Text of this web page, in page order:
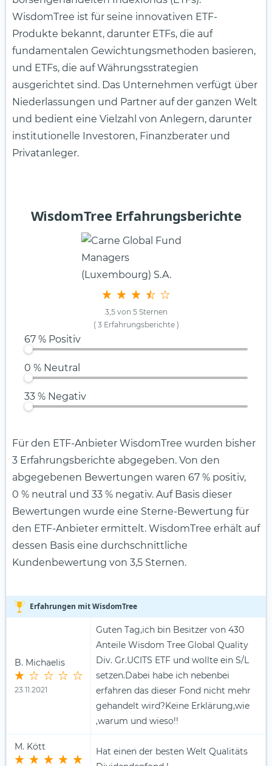
WisdomTree ist für seine innovativen ETF-
Produkte bekannt, darunter ETFs, die auf
fundamentalen Gewichtungsmethoden basieren,
und ETFs, die auf Währungsstrategien
ausgerichtet sind. Das Unternehmen verfügt über
Niederlassungen und Partner auf der ganzen Welt
und bedient eine Vielzahl von Anlegern, darunter
institutionelle Investoren, Finanzberater und
Privatanleger.
WisdomTree Erfahrungsberichte
3,5 von 5 Sternen
( 3 Erfahrungsberichte )
67 % Positiv
0 % Neutral
33 % Negativ
Für den ETF-Anbieter WisdomTree wurden bisher
3 Erfahrungsberichte abgegeben. Von den
abgegebenen Bewertungen waren 67 % positiv,
0 % neutral und 33 % negativ. Auf Basis dieser
Bewertungen wurde eine Sterne-Bewertung für
den ETF-Anbieter ermittelt. WisdomTree erhält auf
dessen Basis eine durch­schnittliche
Kundenbewertung von 3,5 Sternen.
Erfahrungen mit WisdomTree
B. Michaelis
23.11.2021
Guten Tag,ich bin Besitzer von 430
Anteile Wisdom Tree Global Quality
Div. Gr.UCITS ETF und wollte ein S/L
setzen.Dabei habe ich nebenbei
erfahren das dieser Fond nicht mehr
gehandelt wird?Keine Erklärung,wie
,warum und wieso!!
M. Kött
Hat einen der besten Welt Qualitäts